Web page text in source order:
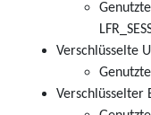
Verschlüsselte
Verschlüsselter